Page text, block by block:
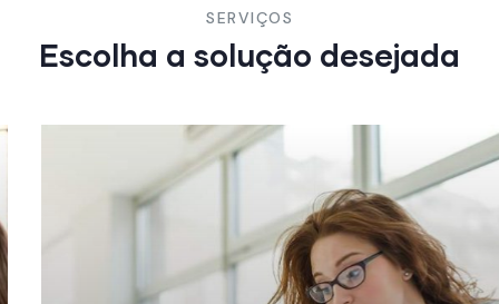
SERVIÇOS
Escolha a solução desejada